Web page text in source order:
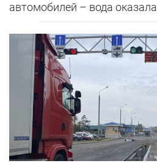
автомобилей – вода